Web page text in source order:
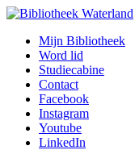
Mijn Bibliotheek
Word lid
Studiecabine
Contact
Facebook
Instagram
Youtube
LinkedIn